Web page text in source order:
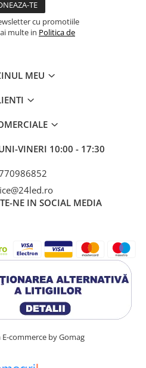
cu promotiile
multe in Politica de
MEU
VINERI 10:00 - 17:30
NE IN SOCIAL MEDIA
commerce by Gomag